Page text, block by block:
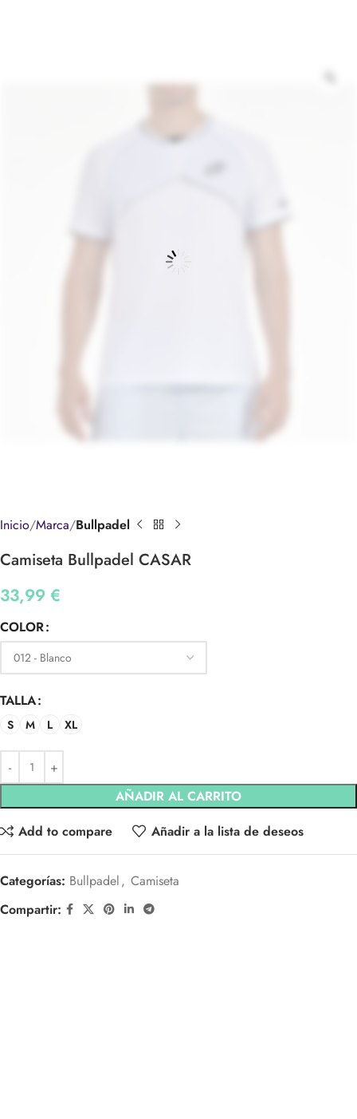
Inicio Marca Bullpadel
Camiseta Bullpadel CASAR
33,99 €
COLOR
TALLA
S M L XL
AÑADIR AL CARRITO
Add to compare
Añadir a la lista de deseos
Categorías: Bullpadel, Camiseta
Compartir: